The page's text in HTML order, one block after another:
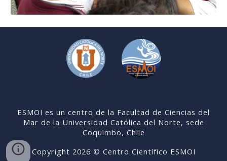
ESMOI es un centro de la Facultad de Ciencias del
Mar de la Universidad Católica del Norte, sede
Coquimbo, Chile
Copyright 2026 © Centro Científico ESMOI